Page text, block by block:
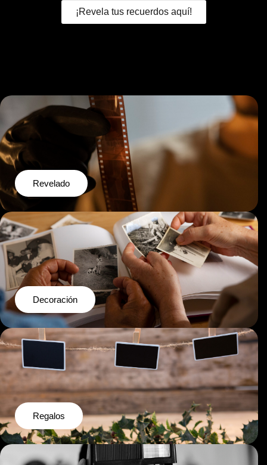
¡Revela tus recuerdos aquí!
Revelado
Decoración
Regalos